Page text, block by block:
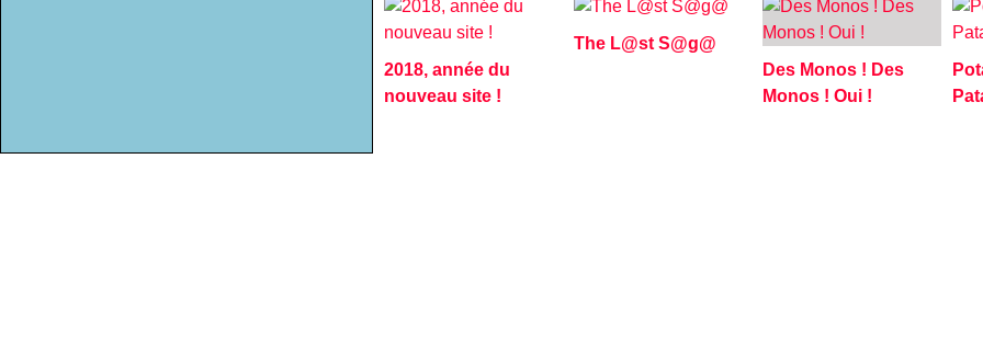
2018, année du
nouveau site !
The L@st S@g@
Des Monos ! Des
Monos ! Oui !